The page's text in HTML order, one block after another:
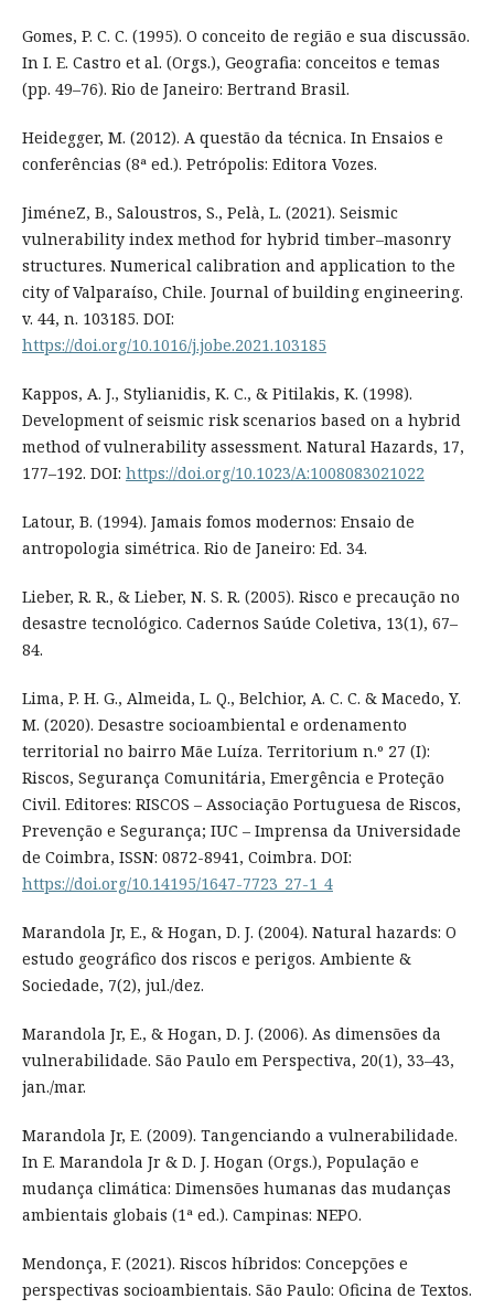
Gomes, P. C. C. (1995). O conceito de região e sua discussão.
In I. E. Castro et al. (Orgs.), Geografia: conceitos e temas
(pp. 49–76). Rio de Janeiro: Bertrand Brasil.
Heidegger, M. (2012). A questão da técnica. In Ensaios e
conferências (8ª ed.). Petrópolis: Editora Vozes.
JiméneZ, B., Saloustros, S., Pelà, L. (2021). Seismic
vulnerability index method for hybrid timber–masonry
structures. Numerical calibration and application to the
city of Valparaíso, Chile. Journal of building engineering.
v. 44, n. 103185. DOI:
https://doi.org/10.1016/j.jobe.2021.103185
Kappos, A. J., Stylianidis, K. C., & Pitilakis, K. (1998).
Development of seismic risk scenarios based on a hybrid
method of vulnerability assessment. Natural Hazards, 17,
177–192. DOI: https://doi.org/10.1023/A:1008083021022
Latour, B. (1994). Jamais fomos modernos: Ensaio de
antropologia simétrica. Rio de Janeiro: Ed. 34.
Lieber, R. R., & Lieber, N. S. R. (2005). Risco e precaução no
desastre tecnológico. Cadernos Saúde Coletiva, 13(1), 67–
84.
Lima, P. H. G., Almeida, L. Q., Belchior, A. C. C. & Macedo, Y.
M. (2020). Desastre socioambiental e ordenamento
territorial no bairro Mãe Luíza. Territorium n.º 27 (I):
Riscos, Segurança Comunitária, Emergência e Proteção
Civil. Editores: RISCOS – Associação Portuguesa de Riscos,
Prevenção e Segurança; IUC – Imprensa da Universidade
de Coimbra, ISSN: 0872-8941, Coimbra. DOI:
https://doi.org/10.14195/1647-7723_27-1_4
Marandola Jr, E., & Hogan, D. J. (2004). Natural hazards: O
estudo geográfico dos riscos e perigos. Ambiente &
Sociedade, 7(2), jul./dez.
Marandola Jr, E., & Hogan, D. J. (2006). As dimensões da
vulnerabilidade. São Paulo em Perspectiva, 20(1), 33–43,
jan./mar.
Marandola Jr, E. (2009). Tangenciando a vulnerabilidade.
In E. Marandola Jr & D. J. Hogan (Orgs.), População e
mudança climática: Dimensões humanas das mudanças
ambientais globais (1ª ed.). Campinas: NEPO.
Mendonça, F. (2021). Riscos híbridos: Concepções e
perspectivas socioambientais. São Paulo: Oficina de Textos.